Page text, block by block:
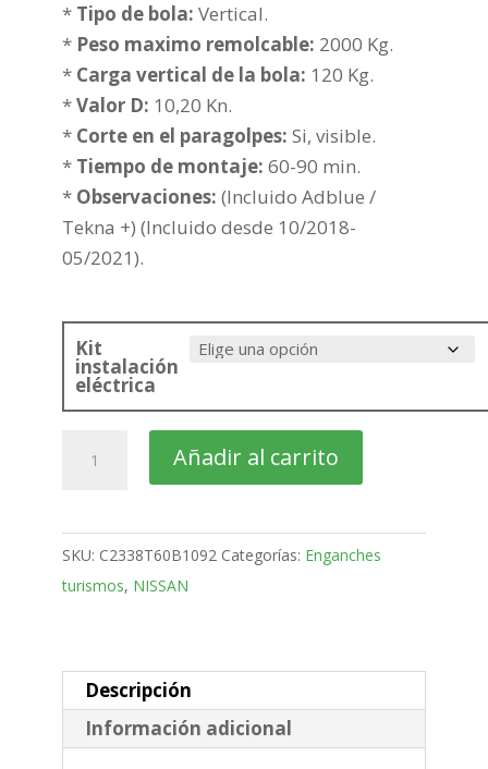
desde
404,87€
480,37€
* Tipo de bola: Vertical.
* Peso maximo remolcable: 2000 Kg.
* Carga vertical de la bola: 120 Kg.
*Valor D: 10,20 Kn.
* Corte en el paragolpes: Si, visible.
* Tiempo de montaje: 60-90 min.
* Observaciones: (Incluido Adblue /
Tekna +) (Incluido desde 10/2018-
05/2021).
Kit
instalación
eléctrica
Qashqai
Bola
Vertical
de
cantidad
Añadir al carrito
SKU: C2338T60B1092 Categorías: Enganches
turismos, NISSAN
Descripción
Información adicional